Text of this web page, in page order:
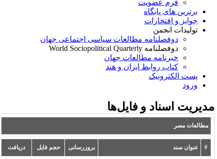
فرم عضویت
برترین های پایگاه
جوایز و افتخارات
تولیدات انجمن
دوفصلنامه مطالعات سیاسی اجتماعی جهان
دوفصلنامه World Sociopolitical Quarterly
خبرنامه مطالعات جهان
کتاب روابط ایران و هند
پست الکترونیک
ورود
اسناد و فایل‌ها
مطالعات مصر
عنوان سند بروزرسانی حجم فایل دریافت